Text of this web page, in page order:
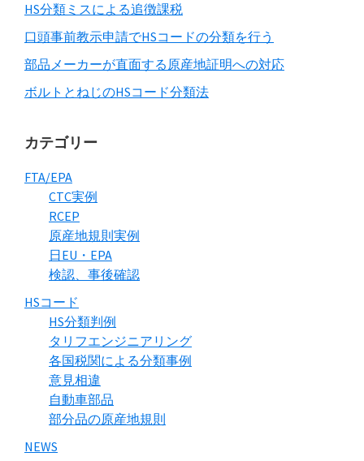
HS分類ミスによる追徴課税
口頭事前教示申請でHSコードの分類を行う
部品メーカーが直面する原産地証明への対応
ボルトとねじのHSコード分類法
カテゴリー
FTA/EPA
CTC実例
RCEP
原産地規則実例
日EU・EPA
検認、事後確認
HSコード
HS分類判例
タリフエンジニアリング
各国税関による分類事例
意見相違
自動車部品
部分品の原産地規則
NEWS